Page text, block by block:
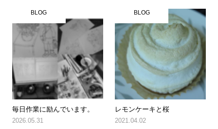
BLOG
毎日作業に励んでいます。
2026.05.31
BLOG
レモンケーキと桜
2021.04.02